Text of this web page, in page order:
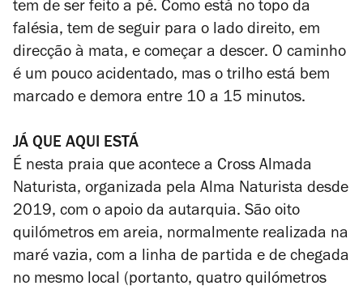
tem de ser feito a pé. Como está no topo da
falésia, tem de seguir para o lado direito, em
direcção à mata, e começar a descer. O caminho
é um pouco acidentado, mas o trilho está bem
marcado e demora entre 10 a 15 minutos.
JÁ QUE AQUI ESTÁ
É nesta praia que acontece a Cross Almada
Naturista, organizada pela Alma Naturista desde
2019, com o apoio da autarquia. São oito
quilómetros em areia, normalmente realizada na
maré vazia, com a linha de partida e de chegada
no mesmo local (portanto, quatro quilómetros